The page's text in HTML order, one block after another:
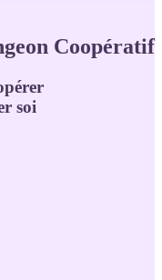
Coopératif
soi